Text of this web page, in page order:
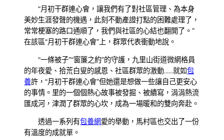
“月初干群連心會，讓我們有了對社區管理、為本身
美妙生涯發聲的機遇，此刻不動產證打點的困難處理了，
常常梗塞的路口通順了，我們與社區的心結也翻開了。”
在該區“月初干群連心會”上，群眾代表衝動地說。
“一條被子”“窗簾之約”的守護，九里山街道微網格員
的年夜愛、拾荒白叟的感恩、社區群眾的激動……就如包
養許，“月初干群連心會”但她還是想做一些讓自己更安心
的事情。里的一個個熱心故事被發掘、被續寫，涓涓熱流
匯成河，津潤了群眾的心坎，成為一場暖和的雙向奔赴。
透過一系列有包養網愛的舉動，馬村區也交出了一份
有溫度的成就單。